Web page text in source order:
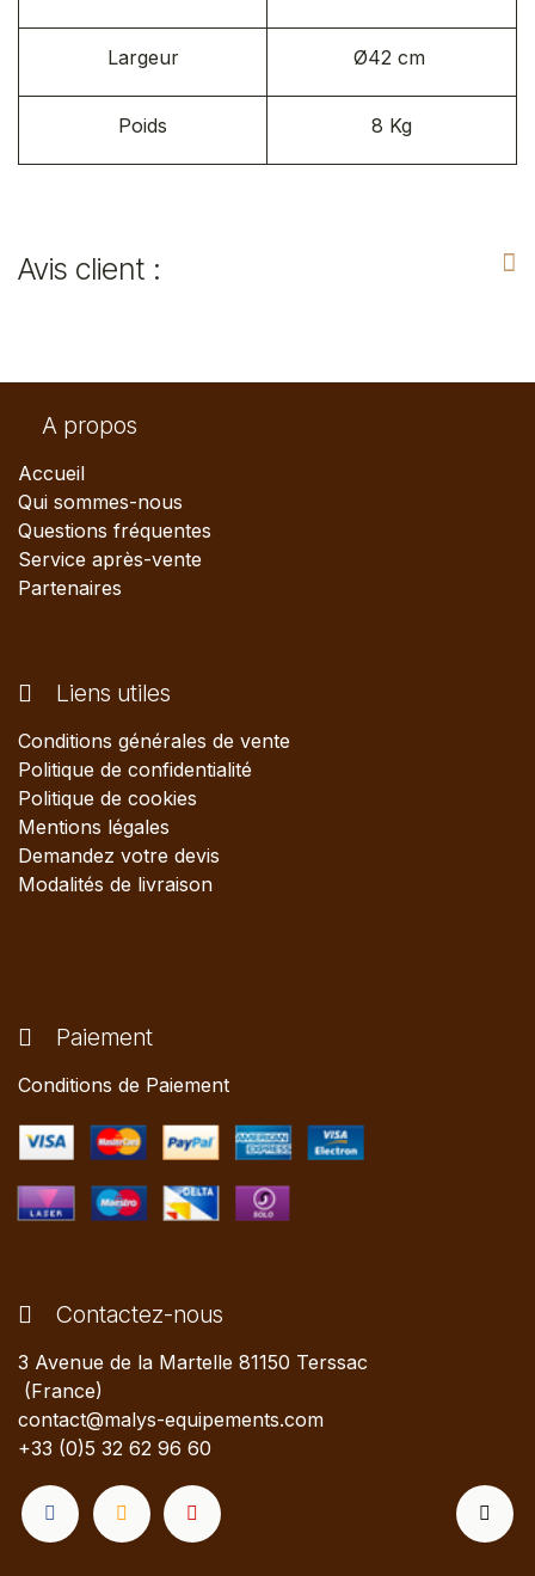
Largeur Ø42 cm
Poids 8 Kg​
Avis client :
A propos
Accueil
Qui sommes-nous
Questions fréquentes
Service après-vente
Partenaires
Liens utiles
Conditions générales de vente
Politique de confidentialité
Politique de cookies
Mentions légales
Demandez votre devis
Modalités de livraison
Paiement
Conditions de Paiement
Contactez-nous
3 Avenue de la Martelle 81150 Terssac
(France)
contact@malys-equipements.com
+33 (0)5 32 62 96 60